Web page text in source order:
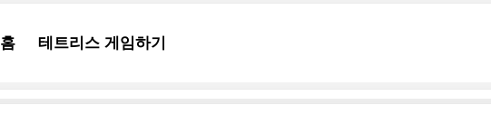
홈 테트리스 게임하기